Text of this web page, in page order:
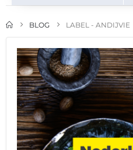
BLOG LABEL - ANDIJVIE